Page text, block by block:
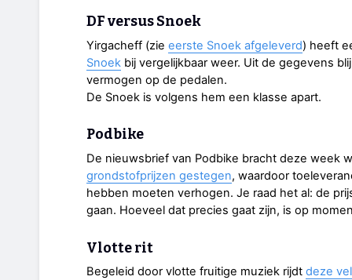
DF versus Snoek
Yirgacheff (zie eerste Snoek afgeleverd) heeft
Snoek bij vergelijkbaar weer. Uit de gegevens
vermogen op de pedalen.
De Snoek is volgens hem een klasse apart.
Podbike
De nieuwsbrief van Podbike bracht deze week
grondstofprijzen gestegen, waardoor
hebben moeten verhogen. Je raad het al: de
gaan. Hoeveel dat precies gaat zijn, is op
Vlotte rit
Begeleid door vlotte fruitige muziek rijdt deze